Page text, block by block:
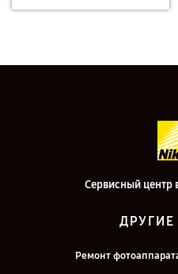
Сервисный центр
Ремонт